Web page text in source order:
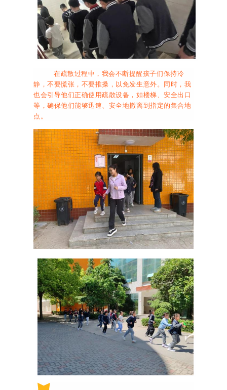
在疏散过程中，我会不断提醒孩子们保持冷
静，不要慌张，不要推搡，以免发生意外。同时，我
也会引导他们正确使用疏散设备，如楼梯、安全出口
等，确保他们能够迅速、安全地撤离到指定的集合地
点。